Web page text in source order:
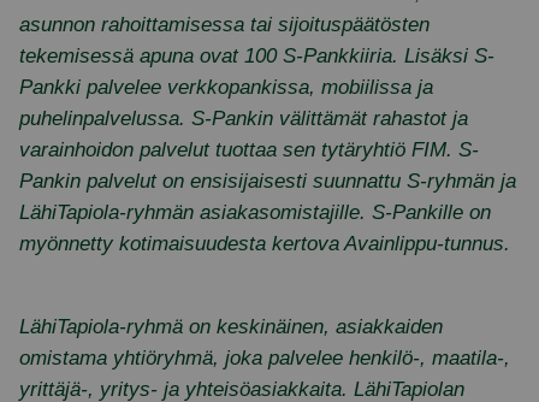
asunnon rahoittamisessa tai sijoituspäätösten
tekemisessä apuna ovat 100 S-Pankkiiria. Lisäksi S-
Pankki palvelee verkkopankissa, mobiilissa ja
puhelinpalvelussa. S-Pankin välittämät rahastot ja
varainhoidon palvelut tuottaa sen tytäryhtiö FIM. S-
Pankin palvelut on ensisijaisesti suunnattu S-ryhmän ja
LähiTapiola-ryhmän asiakasomistajille. S-Pankille on
myönnetty kotimaisuudesta kertova Avainlippu-tunnus.
LähiTapiola-ryhmä on keskinäinen, asiakkaiden
omistama yhtiöryhmä, joka palvelee henkilö-, maatila-,
yrittäjä-, yritys- ja yhteisöasiakkaita. LähiTapiolan